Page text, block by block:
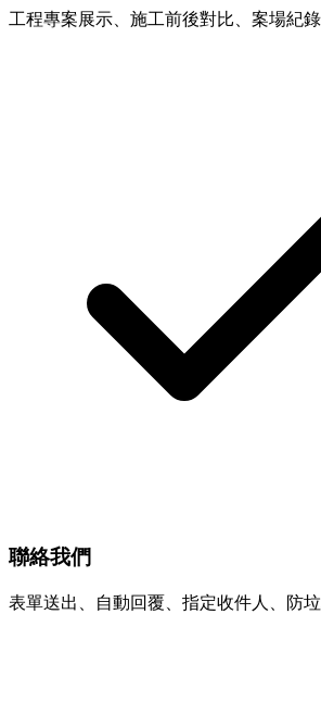
工程專案展示、施工前後對比、案場紀
聯絡我們
表單送出、自動回覆、指定收件人、防